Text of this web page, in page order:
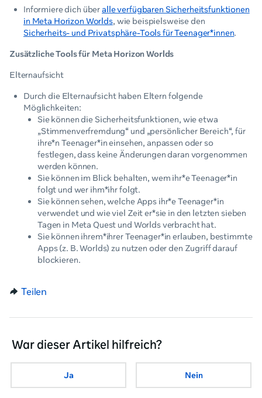
Informiere dich überalle verfügbaren Sicherheitsfunktionen
in Meta Horizon Worlds, wie beispielsweise den
Sicherheits- und Privatsphäre-Tools für Teenager*innen.
Zusätzliche Tools für Meta Horizon Worlds
Elternaufsicht
Durch die Elternaufsicht haben Eltern folgende
Möglichkeiten:
Sie können die Sicherheitsfunktionen, wie etwa
„Stimmenverfremdung“ und „persönlicher Bereich“, für
ihre*n Teenager*in einsehen, anpassen oder so
festlegen, dass keine Änderungen daran vorgenommen
werden können.
Sie können im Blick behalten, wem ihr*e Teenager*in
folgt und wer ihm*ihr folgt.
Sie können sehen, welche Apps ihr*e Teenager*in
verwendet und wie viel Zeit er*sie in den letzten sieben
Tagen in Meta Quest und Worlds verbracht hat.
Sie können ihrem*ihrer Teenager*in erlauben, bestimmte
Apps (z. B. Worlds) zu nutzen oder den Zugriff darauf
blockieren.
Teilen
War dieser Artikel hilfreich?
Ja Nein